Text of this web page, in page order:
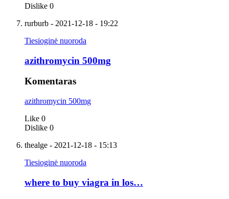
Dislike 0
rurburb - 2021-12-18 - 19:22
Tiesioginė nuoroda
azithromycin 500mg
Komentaras
azithromycin 500mg
Like 0
Dislike 0
thealge - 2021-12-18 - 15:13
Tiesioginė nuoroda
where to buy viagra in los…